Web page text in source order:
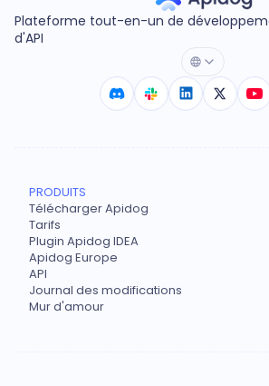
Plateforme tout-en-un de
d'API
PRODUITS
Télécharger Apidog
Tarifs
Plugin Apidog IDEA
Apidog Europe
API
Journal des modifications
Mur d'amour